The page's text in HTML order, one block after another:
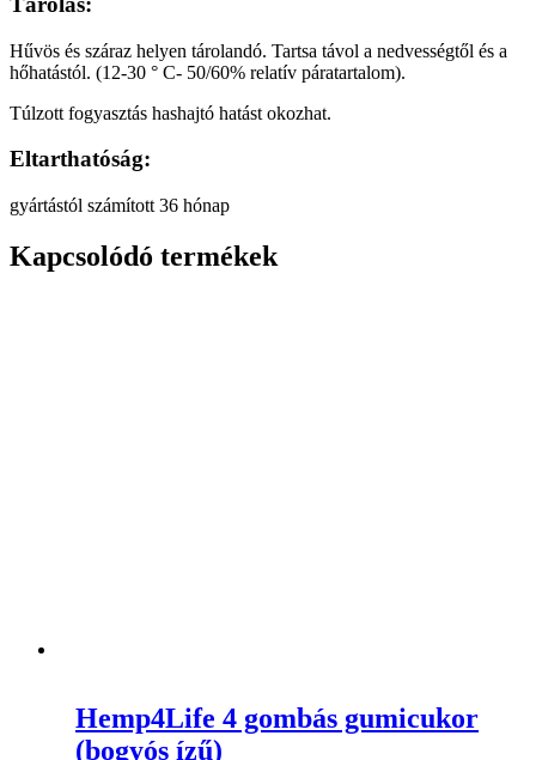
Hűvös és száraz helyen tárolandó. Tartsa távol a nedvességtől és a
hőhatástól. (12-30 ° C- 50/60% relatív páratartalom).
Túlzott fogyasztás hashajtó hatást okozhat.
Eltarthatóság:
gyártástól számított 36 hónap
Kapcsolódó termékek
Hemp4Life 4 gombás gumicukor
(bogyós ízű)